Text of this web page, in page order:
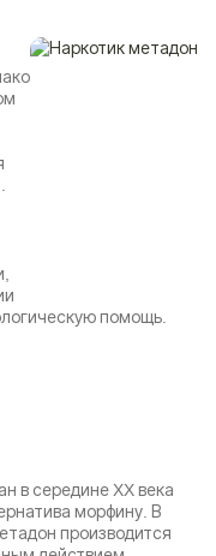
помощь.
в середине XX века
морфину. В
производится